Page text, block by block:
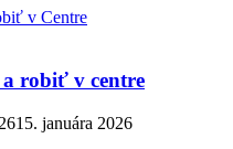
robiť v centre
15. januára 2026